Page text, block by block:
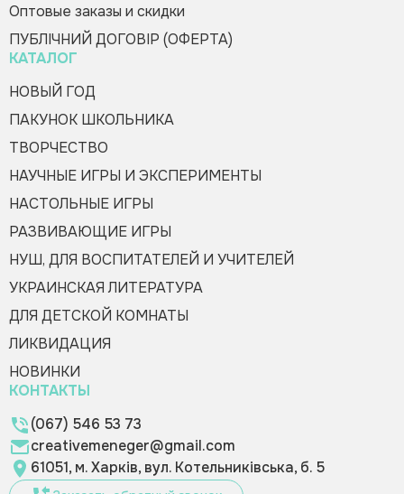
Оформить заказ
Оптовые заказы и скидки
ПУБЛІЧНИЙ ДОГОВІР (ОФЕРТА)
КАТАЛОГ
НОВЫЙ ГОД
ПАКУНОК ШКОЛЬНИКА
ТВОРЧЕСТВО
НАУЧНЫЕ ИГРЫ И ЭКСПЕРИМЕНТЫ
НАСТОЛЬНЫЕ ИГРЫ
РАЗВИВАЮЩИЕ ИГРЫ
НУШ, ДЛЯ ВОСПИТАТЕЛЕЙ И УЧИТЕЛЕЙ
УКРАИНСКАЯ ЛИТЕРАТУРА
ДЛЯ ДЕТСКОЙ КОМНАТЫ
ЛИКВИДАЦИЯ
НОВИНКИ
КОНТАКТЫ
(067) 546 53 73
creativemeneger@gmail.com
61051, м. Харків, вул. Котельниківська, б. 5